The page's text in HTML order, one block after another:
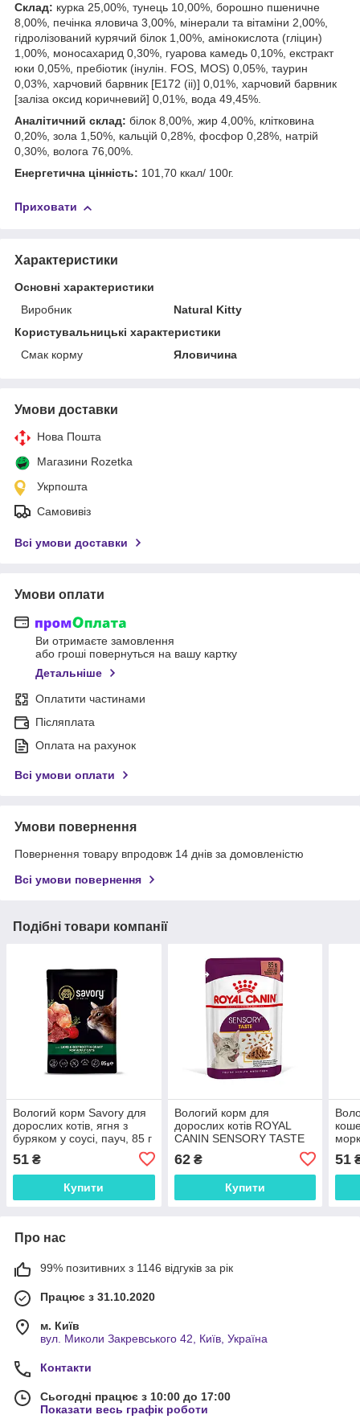
Склад: курка 25,00%, тунець 10,00%, борошно пшеничне
8,00%, печінка яловича 3,00%, мінерали та вітаміни 2,00%,
гідролізований курячий білок 1,00%, амінокислота (гліцин)
1,00%, моносахарид 0,30%, гуарова камедь 0,10%, екстракт
юки 0,05%, пребіотик (інулін. FOS, MOS) 0,05%, таурин
0,03%, харчовий барвник [E172 (ii)] 0,01%, харчовий барвник
[заліза оксид коричневий] 0,01%, вода 49,45%.
Аналітичний склад: білок 8,00%, жир 4,00%, клітковина
0,20%, зола 1,50%, кальцій 0,28%, фосфор 0,28%, натрій
0,30%, волога 76,00%.
Енергетична цінність: 101,70 ккал/ 100г.
Приховати
Характеристики
Основні характеристики
Виробник
Natural Kitty
Користувальницькі характеристики
Смак корму
Яловичина
Умови доставки
Нова Пошта
Магазини Rozetka
Укрпошта
Самовивіз
Всі умови доставки
Умови оплати
Ви отримаєте замовлення
або гроші повернуться на вашу картку
Детальніше
Оплатити частинами
Післяплата
Оплата на рахунок
Всі умови оплати
Умови повернення
Повернення товару впродовж 14 днів за домовленістю
Всі умови повернення
Подібні товари компанії
Вологий корм Savory для
дорослих котів, ягня з
буряком у соусі, пауч, 85 г
51 ₴
Купити
Вологий корм для
дорослих котів ROYAL
CANIN SENSORY TASTE
GRAVY 85 г, шматочки у
соусі, cтимулює смак,
0.085 кг
62₴
Купити
51
Про нас
99% позитивних з 1146 відгуків за рік
Працює з 31.10.2020
м. Київ
вул. Миколи Закревського 42, Київ, Україна
Контакти
Сьогодні працює з 10:00 до 17:00
Показати весь графік роботи